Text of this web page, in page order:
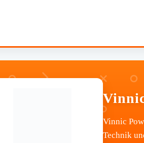
Vinnic
Technik